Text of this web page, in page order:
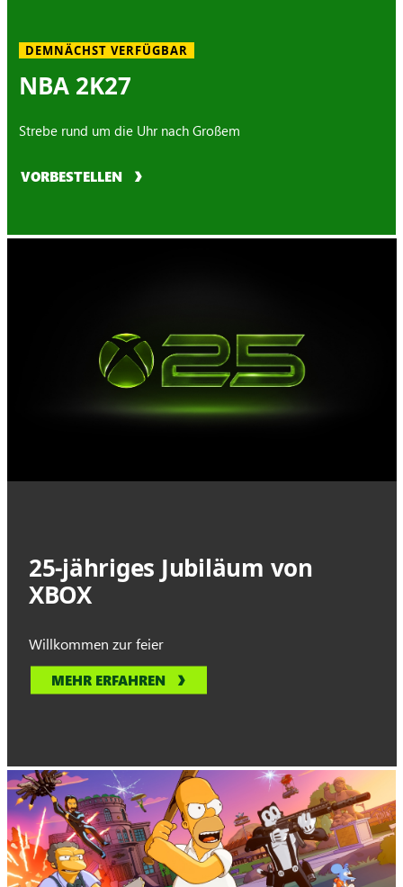
DEMNÄCHST VERFÜGBAR
NBA 2K27
Strebe rund um die Uhr nach Großem
VORBESTELLEN
25-jähriges Jubiläum von
XBOX
Willkommen zur feier
MEHR ERFAHREN